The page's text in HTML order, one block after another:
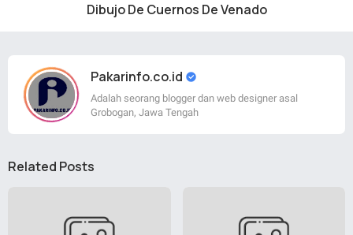
Dibujo De Cuernos De Venado
Pakarinfo.co.id
Adalah seorang blogger dan web designer asal
Grobogan, Jawa Tengah
Related Posts